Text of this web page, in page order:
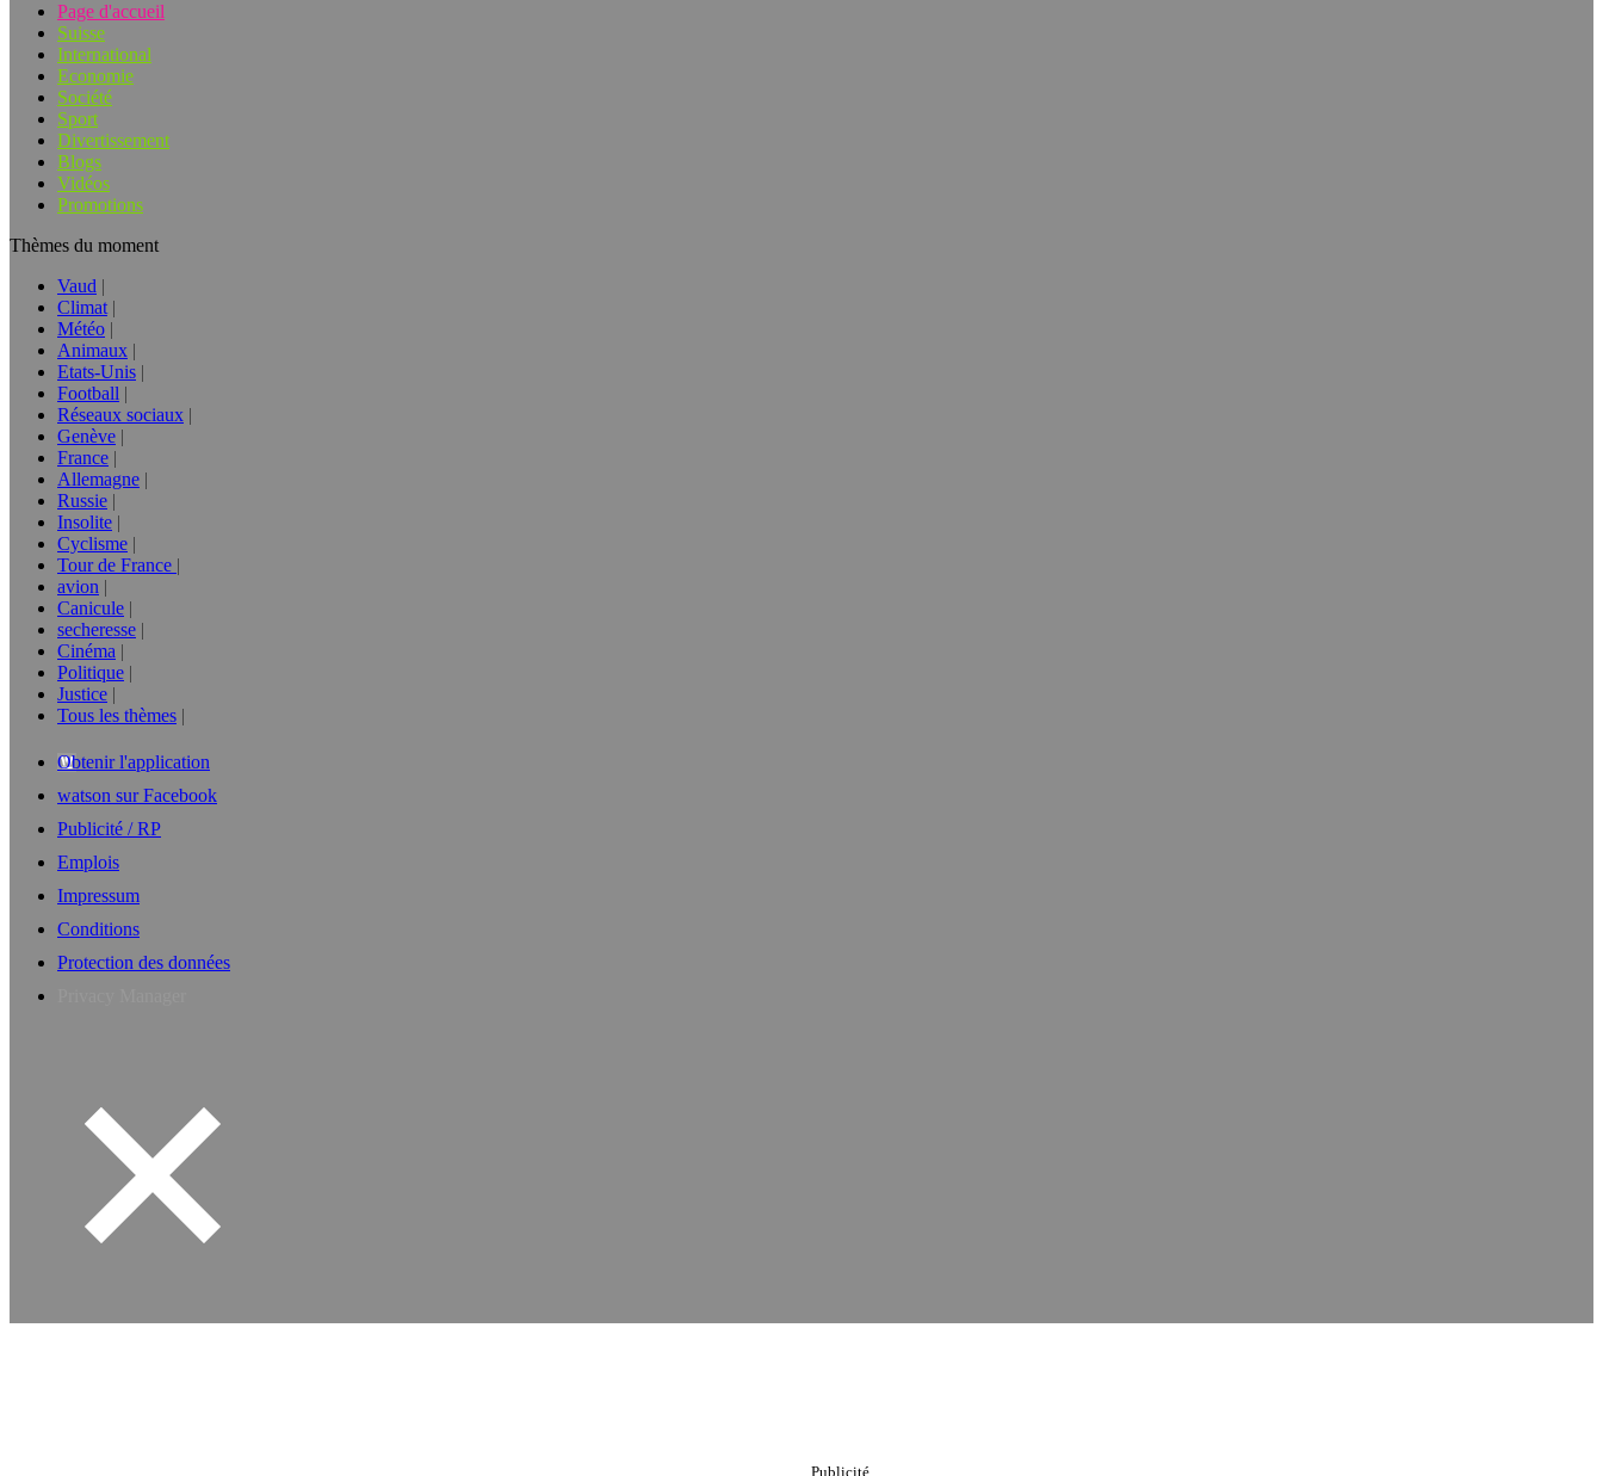
Page d'accueil
Suisse
International
Economie
Société
Sport
Divertissement
Blogs
Vidéos
Promotions
Thèmes du moment
Vaud
Climat
Météo
Animaux
Etats-Unis
Football
Réseaux sociaux
Genève
France
Allemagne
Russie
Insolite
Cyclisme
Tour de France
avion
Canicule
secheresse
Cinéma
Politique
Justice
Tous les thèmes
Obtenir l'application
watson sur Facebook
Publicité / RP
Emplois
Impressum
Conditions
Protection des données